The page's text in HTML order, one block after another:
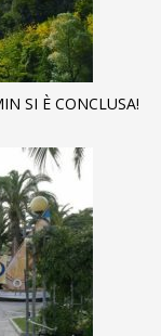
SI È CONCLUSA!